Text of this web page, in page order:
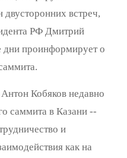
встреч,
РФ Дмитрий
проинформирует о
Кобяков недавно
саммита в Казани --
и
как на